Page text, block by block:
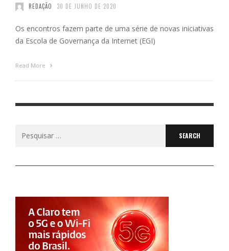
REDAÇÃO 30 DE JUNHO DE 2020
Os encontros fazem parte de uma série de novas iniciativas
da Escola de Governança da Internet (EGI)
Read More